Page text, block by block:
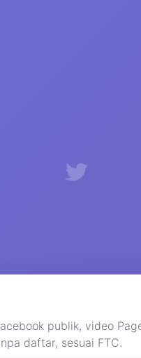
publik, video
daftar, sesuai FTC.